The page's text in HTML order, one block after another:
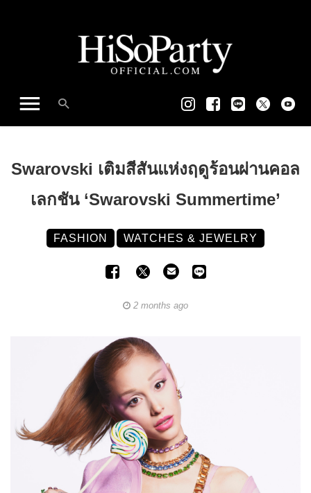
Swarovski เติมสีสันแห่งฤดูร้อนผ่านคอล
เลกชัน ‘Swarovski Summertime’
FASHION WATCHES & JEWELRY
2 months ago